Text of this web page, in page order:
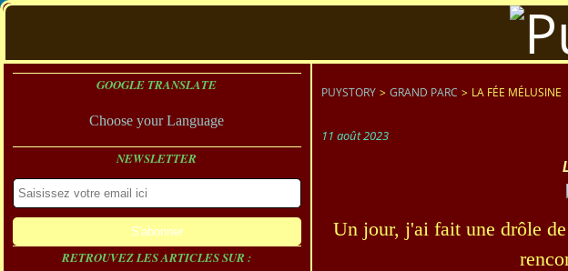
GOOGLE TRANSLATE
Choose your Language
NEWSLETTER
RETROUVEZ LES ARTICLES SUR :
PUYSTORY > GRAND PARC > LA FÉE MÉLUSINE
11 août 2023
Un jour, j'ai fait une drôle